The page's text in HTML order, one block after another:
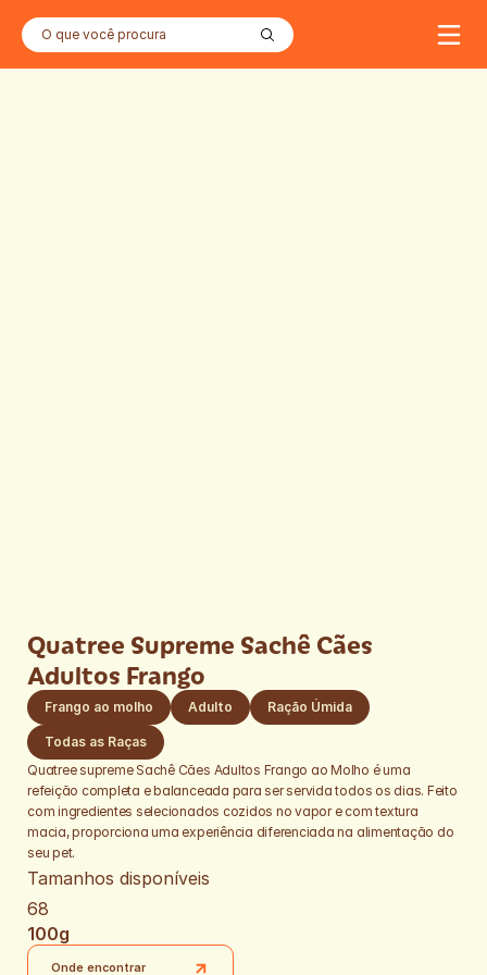
O que você procura
Quatree Supreme Sachê Cães
Adultos Frango
Frango ao molho Adulto Ração Úmida
Quatree supreme Sachê Cães Adultos Frango ao Molho é uma
refeição completa e balanceada para ser servida todos os dias. Feito
com ingredientes selecionados cozidos no vapor e com textura
macia, proporciona uma experiência diferenciada na alimentação do
seu pet.
Tamanhos disponíveis
68
100g
Onde encontrar